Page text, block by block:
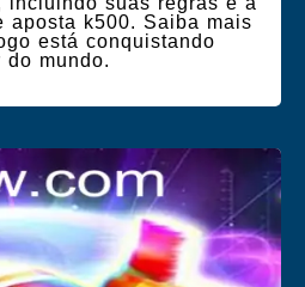
aposta k500. Saiba mais
está conquistando
do mundo.